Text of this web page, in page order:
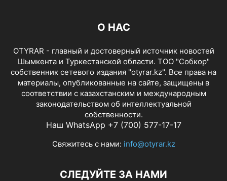
О НАС
OTYRAR - главный и достоверный источник новостей
Шымкента и Туркестанской области. ТОО "Собкор"
собственник сетевого издания "otyrar.kz". Все права на
материалы, опубликованные на сайте, защищены в
соответствии с казахстанским и международным
законодательством об интеллектуальной
собственности.
Наш WhatsApp +7 (700) 577-17-17
Свяжитесь с нами: info@otyrar.kz
СЛЕДУЙТЕ ЗА НАМИ